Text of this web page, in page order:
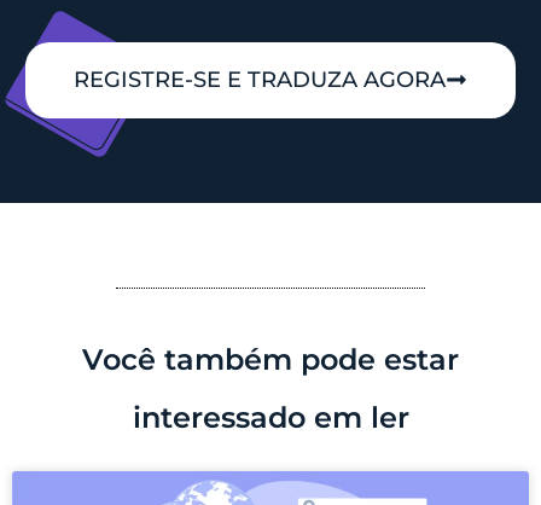
REGISTRE-SE E TRADUZA AGORA
Você também pode estar
interessado em ler